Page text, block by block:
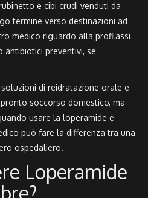
e cibi crudi venduti da
termine verso destinazioni ad
medico riguardo alla profilassi
antibiotici preventivi, se
di reidratazione orale e
soccorso domestico, ma
usare la loperamide e
può fare la differenza tra una
ospedaliero.
Loperamide